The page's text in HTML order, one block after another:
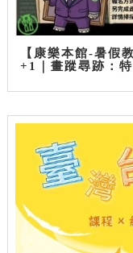
【康樂本館-暑假
+1｜畫蹤尋跡：